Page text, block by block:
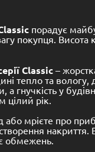
порадує
покупця.
Classic –
тепло та
гнучкість у
цілий рік.
мрієте про
обмежень.